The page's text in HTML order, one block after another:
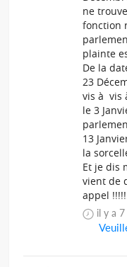
ne
fonction
plainte
De la
23
vis à vis
le 3
13
la
Et je dis
vient de
appel
il y a